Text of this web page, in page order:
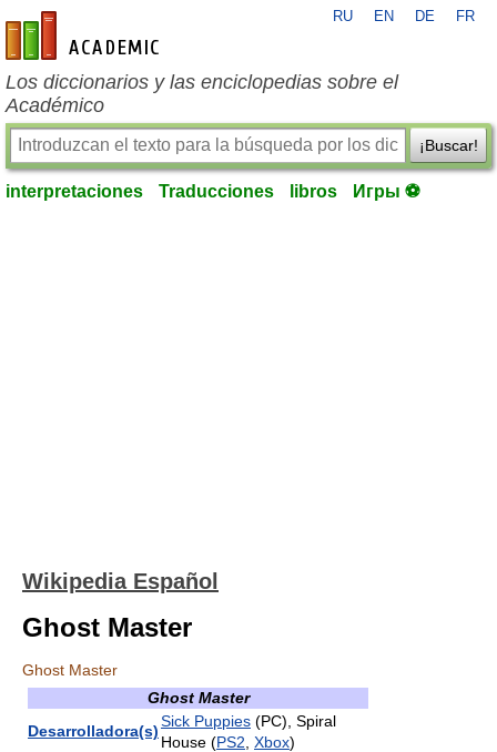
es-academic.com
RU EN DE FR
Los diccionarios y las enciclopedias sobre el
Académico
¡Buscar!
interpretaciones Traducciones libros Игры ⚽
Wikipedia Español
Ghost Master
Ghost Master
Ghost Master
Desarrolladora(s)
Sick Puppies (PC), Spiral
House (PS2 Xbox)